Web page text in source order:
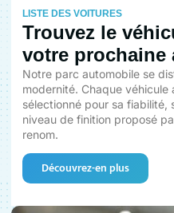
LISTE DES VOITURES
Trouvez le
votre prochaine
Notre parc automobile se
modernité. Chaque véhicule
sélectionné pour sa fiabilité,
niveau de finition proposé
renom.
Découvrez-en plus